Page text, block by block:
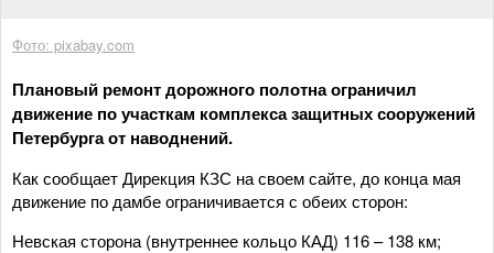
Фото: pixabay.com
Плановый ремонт дорожного полотна ограничил
движение по участкам комплекса защитных сооружений
Петербурга от наводнений.
Как сообщает Дирекция КЗС на своем сайте, до конца мая
движение по дамбе ограничивается с обеих сторон:
Невская сторона (внутреннее кольцо КАД) 116 – 138 км;